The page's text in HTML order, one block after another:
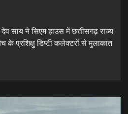
साय ने सिएम हाउस में छत्तीसगढ़ राज्य
प्रशिक्षु डिप्टी कलेक्टरों से मुलाकात